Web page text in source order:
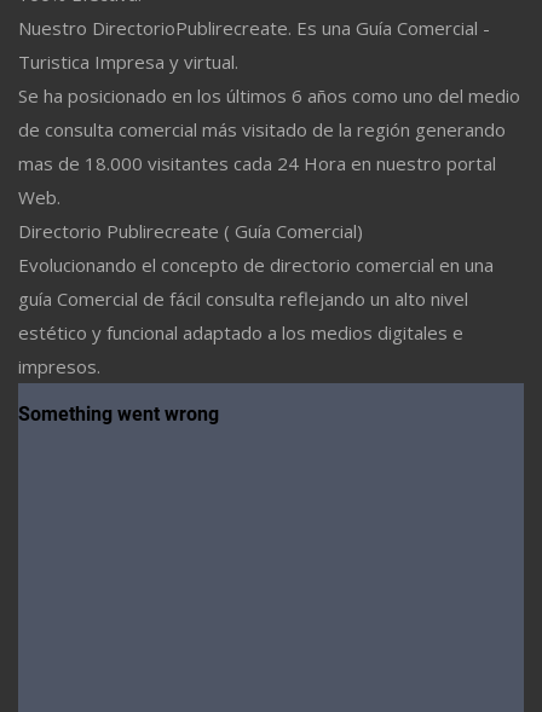
Nuestro DirectorioPublirecreate. Es una Guía Comercial -
Turistica Impresa y virtual.
Se ha posicionado en los últimos 6 años como uno del medio
de consulta comercial más visitado de la región generando
mas de 18.000 visitantes cada 24 Hora en nuestro portal
Web.
Directorio Publirecreate ( Guía Comercial)
Evolucionando el concepto de directorio comercial en una
guía Comercial de fácil consulta reflejando un alto nivel
estético y funcional adaptado a los medios digitales e
impresos.